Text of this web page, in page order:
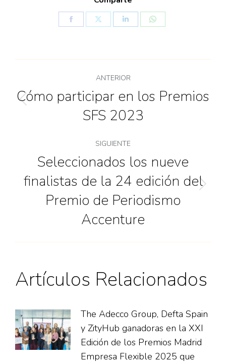
ANTERIOR
Cómo participar en los Premios
SFS 2023
SIGUIENTE
Seleccionados los nueve
finalistas de la 24 edición del
Premio de Periodismo
Accenture
Artículos Relacionados
The Adecco Group, Defta Spain
y ZityHub ganadoras en la XXI
Edición de los Premios Madrid
Empresa Flexible 2025 que